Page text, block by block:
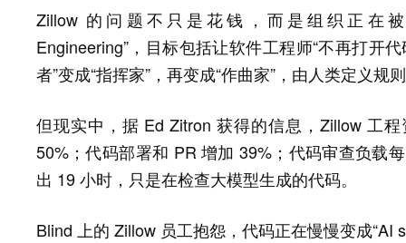
Zillow 的问题不只是花钱，而是组织正在
Engineering”，目标包括让软件工程师“不再打开
者”变成“指挥家”，再变成“作曲家”，由人类定义
但现实中，据 Ed Zitron 获得的信息，Zillow 工
50%；代码部署和 PR 增加 39%；代码审查负载
出 19 小时，只是在检查大模型生成的代码。
Blind 上的 Zillow 员工抱怨，代码正在慢慢变成